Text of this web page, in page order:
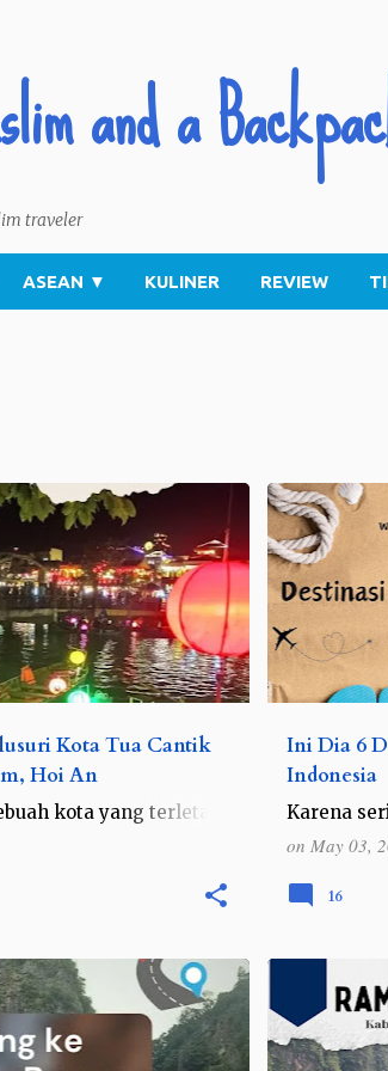
and a
traveler
ASEAN ▼ KULINER REVIEW
Kota Tua Cantik
Hoi An
kota yang terletak
Vietnam, di Provinsi
ini memiliki sejarah
budaya dan
tujuan w…
Ini Dia 6
Indonesia
Karena
saya
destinasi
berkesan
saya
on May 03,
INDONESIA
16
INDONESIA